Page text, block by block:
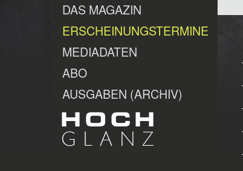
DAS MAGAZIN
ERSCHEINUNGSTERMINE
MEDIADATEN
ABO
AUSGABEN (ARCHIV)